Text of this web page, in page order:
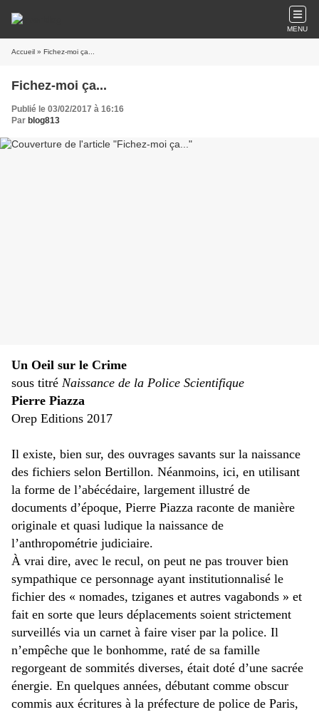
MENU
Accueil » Fichez-moi ça...
Fichez-moi ça...
Publié le 03/02/2017 à 16:16
Par blog813
Un Oeil sur le Crime
sous titré Naissance de la Police Scientifique
Pierre Piazza
Orep Editions 2017
Il existe, bien sur, des ouvrages savants sur la naissance
des fichiers selon Bertillon. Néanmoins, ici, en utilisant
la forme de l’abécédaire, largement illustré de
documents d’époque, Pierre Piazza raconte de manière
originale et quasi ludique la naissance de
l’anthropométrie judiciaire.
À vrai dire, avec le recul, on peut ne pas trouver bien
sympathique ce personnage ayant institutionnalisé le
fichier des « nomades, tziganes et autres vagabonds » et
fait en sorte que leurs déplacements soient strictement
surveillés via un carnet à faire viser par la police. Il
n’empêche que le bonhomme, raté de sa famille
regorgeant de sommités diverses, était doté d’une sacrée
énergie. En quelques années, débutant comme obscur
commis aux écritures à la préfecture de police de Paris,